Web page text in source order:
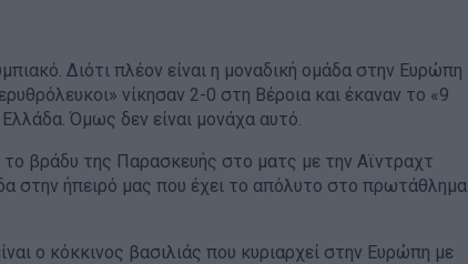
Διότι πλέον είναι η μοναδική ομάδα στην Ευρώπη
νίκησαν 2-0 στη Βέροια και έκαναν το «9
Όμως δεν είναι μονάχα αυτό.
βράδυ της Παρασκευής στο ματς με την Αϊντραχτ
στην ήπειρό μας που έχει το απόλυτο στο πρωτάθλημα
ο κόκκινος βασιλιάς που κυριαρχεί στην Ευρώπη με